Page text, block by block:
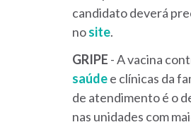
candidato deverá
nosite.
GRIPE - A vacina
saúdee clínicas da
de atendimento é o
nas unidades com